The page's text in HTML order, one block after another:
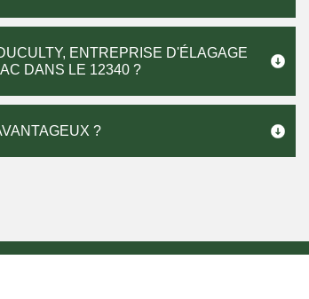
ENTREPRISE D'ÉLAGAGE
DANS LE 12340 ?
?